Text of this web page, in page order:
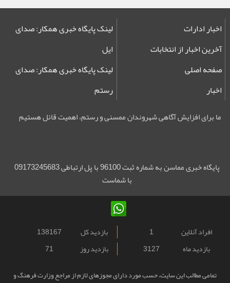
اخبار ادارات
آخرین اخبار از انتخابات
صفحه اصلی
اخبار
لینک پایگاه خبری همکار: صدای
ایل
لینک پایگاه خبری همکار: صدای
رستم
ما برای افزایش آگاهی شهروندان ممسنی و رستم، اهمیت قائل هستیم
پایگاه خبری مماسن به شماره ثبت 96100 با پل ارتباطی 09173245683
با شماست
افراد آنلاین 1 بازدید کل
138167
بازدید ماه
3127 بازدید روز 71
تمامی مطالب این سایت، حسب مورد دارای مجوزهای لازم از مراجع وزارت فرهنگ و